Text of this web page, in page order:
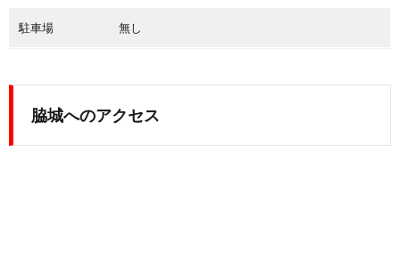
駐車場 無し
脇城へのアクセス